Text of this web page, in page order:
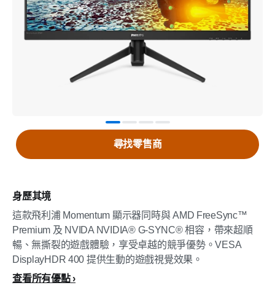
身歷其境
這款飛利浦 Momentum 顯示器同時與 AMD FreeSync™
Premium 及 NVIDA NVIDIA® G-SYNC® 相容，帶來超順
暢、無撕裂的遊戲體驗，享受卓越的競爭優勢。VESA
DisplayHDR 400 提供生動的遊戲視覺效果。
查看所有優點
尋找零售商